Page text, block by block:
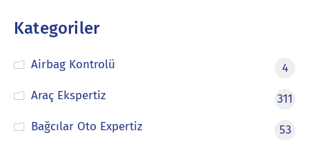
Kategoriler
Airbag Kontrolü
4
Araç Ekspertiz
311
Bağcılar Oto Expertiz
53